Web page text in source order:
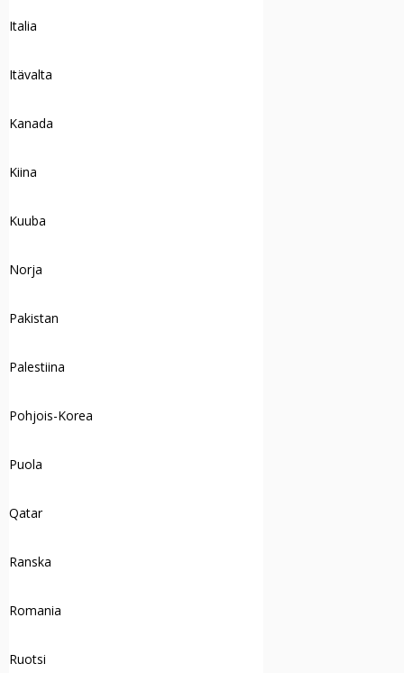
Italia
Itävalta
Kanada
Kiina
Kuuba
Norja
Pakistan
Palestiina
Pohjois-Korea
Puola
Qatar
Ranska
Romania
Ruotsi